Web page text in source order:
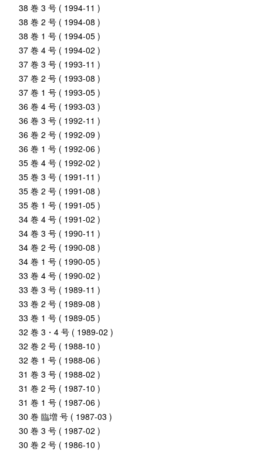
38 巻 3 号 ( 1994-11 )
38 巻 2 号 ( 1994-08 )
38 巻 1 号 ( 1994-05 )
37 巻 4 号 ( 1994-02 )
37 巻 3 号 ( 1993-11 )
37 巻 2 号 ( 1993-08 )
37 巻 1 号 ( 1993-05 )
36 巻 4 号 ( 1993-03 )
36 巻 3 号 ( 1992-11 )
36 巻 2 号 ( 1992-09 )
36 巻 1 号 ( 1992-06 )
35 巻 4 号 ( 1992-02 )
35 巻 3 号 ( 1991-11 )
35 巻 2 号 ( 1991-08 )
35 巻 1 号 ( 1991-05 )
34 巻 4 号 ( 1991-02 )
34 巻 3 号 ( 1990-11 )
34 巻 2 号 ( 1990-08 )
34 巻 1 号 ( 1990-05 )
33 巻 4 号 ( 1990-02 )
33 巻 3 号 ( 1989-11 )
33 巻 2 号 ( 1989-08 )
33 巻 1 号 ( 1989-05 )
32 巻 3・4 号 ( 1989-02 )
32 巻 2 号 ( 1988-10 )
32 巻 1 号 ( 1988-06 )
31 巻 3 号 ( 1988-02 )
31 巻 2 号 ( 1987-10 )
31 巻 1 号 ( 1987-06 )
30 巻 臨増 号 ( 1987-03 )
30 巻 3 号 ( 1987-02 )
30 巻 2 号 ( 1986-10 )